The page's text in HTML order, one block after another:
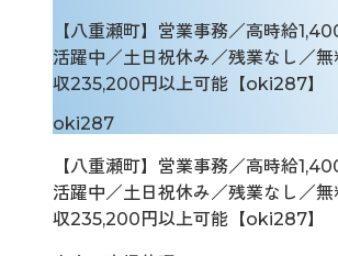
【八重瀬町】営業事務／高時給
活躍中／土日祝休み／残業なし／無
収235,200円以上可能【oki287】
oki287
【八重瀬町】営業事務／高時給
活躍中／土日祝休み／残業なし／無
収235,200円以上可能【oki287】